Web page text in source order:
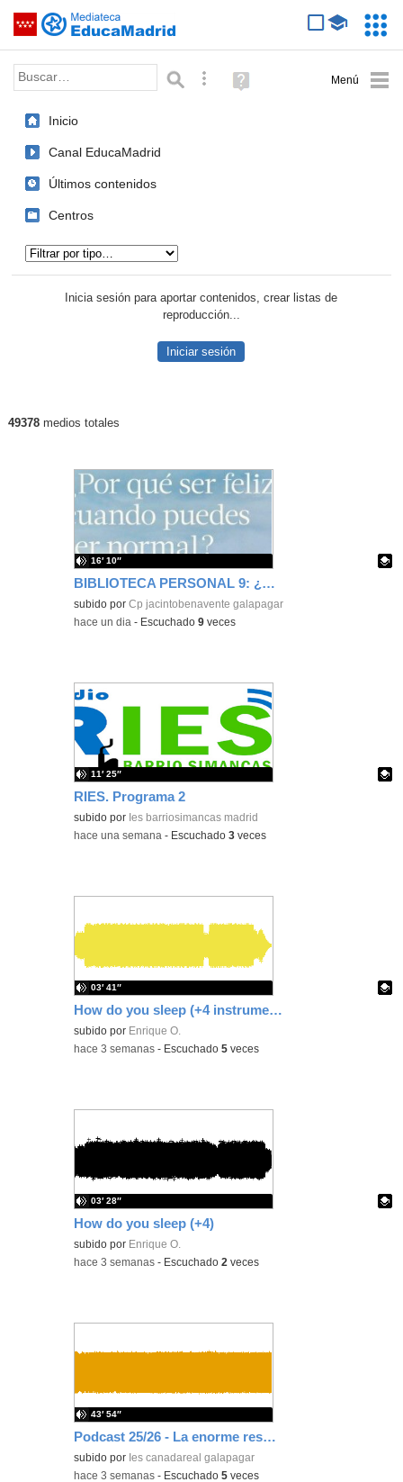
Saltar navegación
Palabra o frase: Búsqueda avanzada
Ayuda
(en
Inicio
Canal EducaMadrid
Últimos contenidos
Centros
Inicia sesión para aportar contenidos, crear listas de
reproducción...
Iniciar sesión
49378medios totales
BIBLIOTECA PERSONAL 9: ¿Por qué ser feliz cuando puedes ser normal?
Contenido educativo.
subido porCp jacintobenavente galapagar
16′ 10″
-hace un dia - Escuchado9 veces
RIES. Programa 2
Contenido educativo.
subido por Ies barriosimancas madrid
11′ 25″
-hace una semana - Escuchado3 veces
How do you sleep (+4 instrumental)
Contenido educativo.
subido por Enrique O.
03′ 41″
-hace 3 semanas - Escuchado5 veces
How do you sleep (+4)
Contenido educativo.
subido por Enrique O.
03′ 28″
-hace 3 semanas - Escuchado2 veces
Podcast 25/26 - La enorme responsabilidad de ser juez
subido por Ies canadareal galapagar
43′ 54″
-hace 3 semanas - Escuchado5 veces